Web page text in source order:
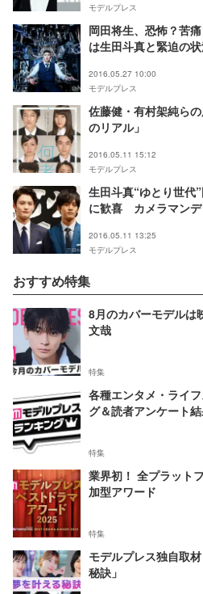
モデルプレス
岡田将生、恐怖？苦
は生田斗真と緊迫の
2016.05.27 10:00
モデルプレス
佐藤健・有村架純ら
のリアル」
2016.05.11 15:12
モデルプレス
生田斗真“ゆとり世代
に歓喜 カメラマンデ
2016.05.11 13:25
モデルプレス
おすすめ特集
8月のカバーモデルは
文哉
特集
各種エンタメ・ライ
グ＆読者アンケート
特集
業界初！ 全プラット
加型アワード
特集
モデルプレス独自取
秘訣」